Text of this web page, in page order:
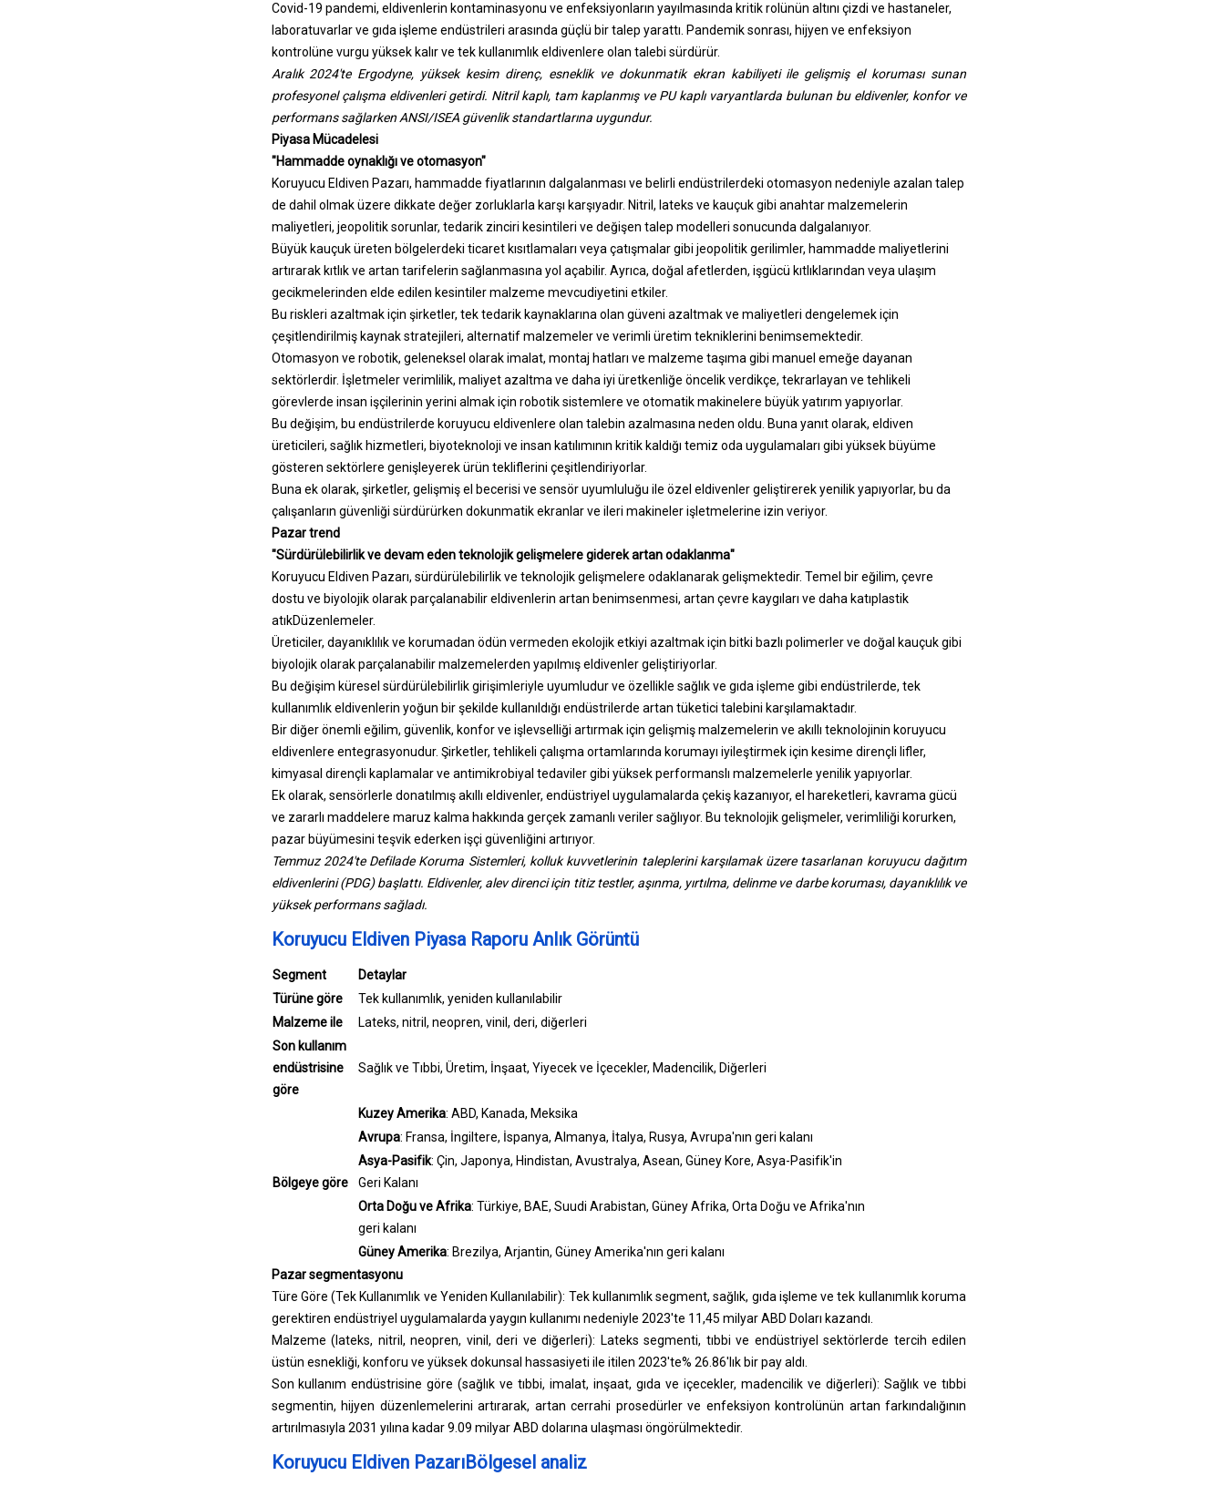
Covid-19 pandemi, eldivenlerin kontaminasyonu ve enfeksiyonların yayılmasında kritik rolünün altını çizdi ve hastaneler,
laboratuvarlar ve gıda işleme endüstrileri arasında güçlü bir talep yarattı. Pandemik sonrası, hijyen ve enfeksiyon
kontrolüne vurgu yüksek kalır ve tek kullanımlık eldivenlere olan talebi sürdürür.
Aralık 2024'te Ergodyne, yüksek kesim direnç, esneklik ve dokunmatik ekran kabiliyeti ile gelişmiş el koruması sunan
profesyonel çalışma eldivenleri getirdi. Nitril kaplı, tam kaplanmış ve PU kaplı varyantlarda bulunan bu eldivenler, konfor ve
performans sağlarken ANSI/ISEA güvenlik standartlarına uygundur.
Piyasa Mücadelesi
"Hammadde oynaklığı ve otomasyon"
Koruyucu Eldiven Pazarı, hammadde fiyatlarının dalgalanması ve belirli endüstrilerdeki otomasyon nedeniyle azalan talep
de dahil olmak üzere dikkate değer zorluklarla karşı karşıyadır. Nitril, lateks ve kauçuk gibi anahtar malzemelerin
maliyetleri, jeopolitik sorunlar, tedarik zinciri kesintileri ve değişen talep modelleri sonucunda dalgalanıyor.
Büyük kauçuk üreten bölgelerdeki ticaret kısıtlamaları veya çatışmalar gibi jeopolitik gerilimler, hammadde maliyetlerini
artırarak kıtlık ve artan tarifelerin sağlanmasına yol açabilir. Ayrıca, doğal afetlerden, işgücü kıtlıklarından veya ulaşım
gecikmelerinden elde edilen kesintiler malzeme mevcudiyetini etkiler.
Bu riskleri azaltmak için şirketler, tek tedarik kaynaklarına olan güveni azaltmak ve maliyetleri dengelemek için
çeşitlendirilmiş kaynak stratejileri, alternatif malzemeler ve verimli üretim tekniklerini benimsemektedir.
Otomasyon ve robotik, geleneksel olarak imalat, montaj hatları ve malzeme taşıma gibi manuel emeğe dayanan
sektörlerdir. İşletmeler verimlilik, maliyet azaltma ve daha iyi üretkenliğe öncelik verdikçe, tekrarlayan ve tehlikeli
görevlerde insan işçilerinin yerini almak için robotik sistemlere ve otomatik makinelere büyük yatırım yapıyorlar.
Bu değişim, bu endüstrilerde koruyucu eldivenlere olan talebin azalmasına neden oldu. Buna yanıt olarak, eldiven
üreticileri, sağlık hizmetleri, biyoteknoloji ve insan katılımının kritik kaldığı temiz oda uygulamaları gibi yüksek büyüme
gösteren sektörlere genişleyerek ürün tekliflerini çeşitlendiriyorlar.
Buna ek olarak, şirketler, gelişmiş el becerisi ve sensör uyumluluğu ile özel eldivenler geliştirerek yenilik yapıyorlar, bu da
çalışanların güvenliği sürdürürken dokunmatik ekranlar ve ileri makineler işletmelerine izin veriyor.
Pazar trend
"Sürdürülebilirlik ve devam eden teknolojik gelişmelere giderek artan odaklanma"
Koruyucu Eldiven Pazarı, sürdürülebilirlik ve teknolojik gelişmelere odaklanarak gelişmektedir. Temel bir eğilim, çevre
dostu ve biyolojik olarak parçalanabilir eldivenlerin artan benimsenmesi, artan çevre kaygıları ve daha katıplastik
atıkDüzenlemeler.
Üreticiler, dayanıklılık ve korumadan ödün vermeden ekolojik etkiyi azaltmak için bitki bazlı polimerler ve doğal kauçuk gibi
biyolojik olarak parçalanabilir malzemelerden yapılmış eldivenler geliştiriyorlar.
Bu değişim küresel sürdürülebilirlik girişimleriyle uyumludur ve özellikle sağlık ve gıda işleme gibi endüstrilerde, tek
kullanımlık eldivenlerin yoğun bir şekilde kullanıldığı endüstrilerde artan tüketici talebini karşılamaktadır.
Bir diğer önemli eğilim, güvenlik, konfor ve işlevselliği artırmak için gelişmiş malzemelerin ve akıllı teknolojinin koruyucu
eldivenlere entegrasyonudur. Şirketler, tehlikeli çalışma ortamlarında korumayı iyileştirmek için kesime dirençli lifler,
kimyasal dirençli kaplamalar ve antimikrobiyal tedaviler gibi yüksek performanslı malzemelerle yenilik yapıyorlar.
Ek olarak, sensörlerle donatılmış akıllı eldivenler, endüstriyel uygulamalarda çekiş kazanıyor, el hareketleri, kavrama gücü
ve zararlı maddelere maruz kalma hakkında gerçek zamanlı veriler sağlıyor. Bu teknolojik gelişmeler, verimliliği korurken,
pazar büyümesini teşvik ederken işçi güvenliğini artırıyor.
Temmuz 2024'te Defilade Koruma Sistemleri, kolluk kuvvetlerinin taleplerini karşılamak üzere tasarlanan koruyucu dağıtım
eldivenlerini (PDG) başlattı. Eldivenler, alev direnci için titiz testler, aşınma, yırtılma, delinme ve darbe koruması, dayanıklılık ve
yüksek performans sağladı.
Koruyucu Eldiven Piyasa Raporu Anlık Görüntü
Segment
Detaylar
Türüne göre
Tek kullanımlık, yeniden kullanılabilir
Malzeme ile
Lateks, nitril, neopren, vinil, deri, diğerleri
Son kullanım
endüstrisine
göre
Sağlık ve Tıbbi, Üretim, İnşaat, Yiyecek ve İçecekler, Madencilik, Diğerleri
Bölgeye göre
Kuzey Amerika: ABD, Kanada, Meksika
Avrupa: Fransa, İngiltere, İspanya, Almanya, İtalya, Rusya, Avrupa'nın geri kalanı
Asya-Pasifik: Çin, Japonya, Hindistan, Avustralya, Asean, Güney Kore, Asya-Pasifik'in
Geri Kalanı
Orta Doğu ve Afrika: Türkiye, BAE, Suudi Arabistan, Güney Afrika, Orta Doğu ve Afrika'nın
geri kalanı
Güney Amerika: Brezilya, Arjantin, Güney Amerika'nın geri kalanı
Pazar segmentasyonu
Türe Göre (Tek Kullanımlık ve Yeniden Kullanılabilir): Tek kullanımlık segment, sağlık, gıda işleme ve tek kullanımlık koruma
gerektiren endüstriyel uygulamalarda yaygın kullanımı nedeniyle 2023'te 11,45 milyar ABD Doları kazandı.
Malzeme (lateks, nitril, neopren, vinil, deri ve diğerleri): Lateks segmenti, tıbbi ve endüstriyel sektörlerde tercih edilen
üstün esnekliği, konforu ve yüksek dokunsal hassasiyeti ile itilen 2023'te% 26.86'lık bir pay aldı.
Son kullanım endüstrisine göre (sağlık ve tıbbi, imalat, inşaat, gıda ve içecekler, madencilik ve diğerleri): Sağlık ve tıbbi
segmentin, hijyen düzenlemelerini artırarak, artan cerrahi prosedürler ve enfeksiyon kontrolünün artan farkındalığının
artırılmasıyla 2031 yılına kadar 9.09 milyar ABD dolarına ulaşması öngörülmektedir.
Koruyucu Eldiven PazarıBölgesel analiz